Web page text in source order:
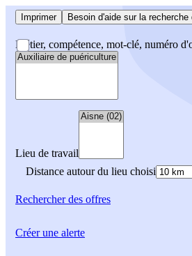
Imprimer Besoin d'aide sur la
Métier, compétence, mot-clé, numéro
Lieu de travail
Distance autour du lieu choisi
Rechercherdes offres
Créer une alerte